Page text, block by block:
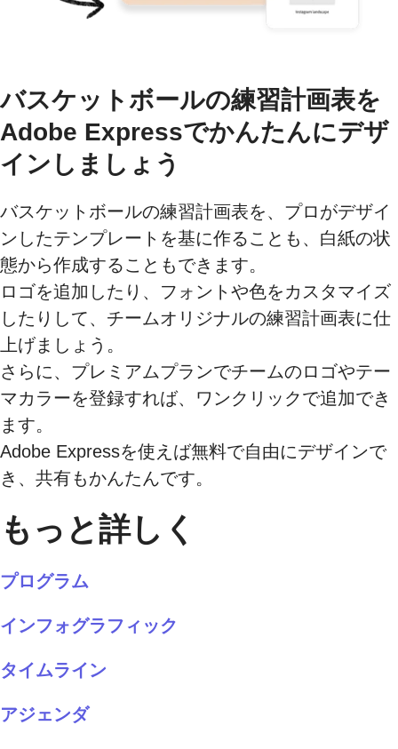
バスケットボールの練習計画表を
Adobe Expressでかんたんにデザ
インしましょう
バスケットボールの練習計画表を、プロがデザイ
ンしたテンプレートを基に作ることも、白紙の状
態から作成することもできます。
ロゴを追加したり、フォントや色をカスタマイズ
したりして、チームオリジナルの練習計画表に仕
上げましょう。
さらに、プレミアムプランでチームのロゴやテー
マカラーを登録すれば、ワンクリックで追加でき
ます。
Adobe Expressを使えば無料で自由にデザインで
き、共有もかんたんです。
もっと詳しく
プログラム
インフォグラフィック
タイムライン
アジェンダ